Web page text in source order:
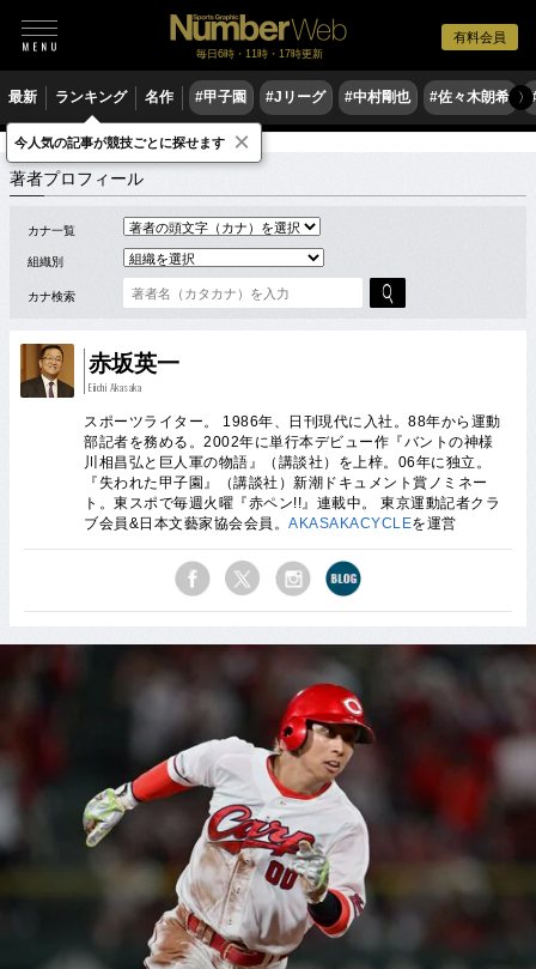
有料会員
毎日6時・11時・17時更新
最新 ランキング 名作 #甲子園 #Jリーグ #中村剛也 #佐々木朗希 〉
著者 ア 赤坂英一 スポーツコラム
著者プロフィール
カナ一覧
組織別
カナ検索
赤坂英一
Eiichi Akasaka
スポーツライター。 1986年、日刊現代に入社。88年から運動
部記者を務める。2002年に単行本デビュー作『バントの神様
川相昌弘と巨人軍の物語』（講談社）を上梓。06年に独立。
『失われた甲子園』（講談社）新潮ドキュメント賞ノミネー
ト。東スポで毎週火曜『赤ペン!!』連載中。 東京運動記者クラ
ブ会員&日本文藝家協会会員。 AKASAKACYCLEを運営
今人気の記事が競技ごとに探せます ×